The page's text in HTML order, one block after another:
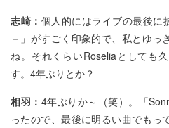
志崎： 個人的にはライブの最後に
－」がすごく印象的で、私とゆっ
ね。それくらいRoseliaとしても
す。4年ぶりとか？
相羽： 4年ぶりか～（笑）。「
ったので、最後に明るい曲でもっ